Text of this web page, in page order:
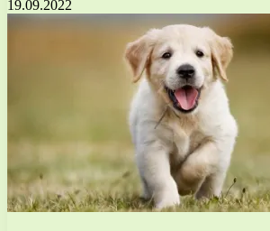
19.09.2022